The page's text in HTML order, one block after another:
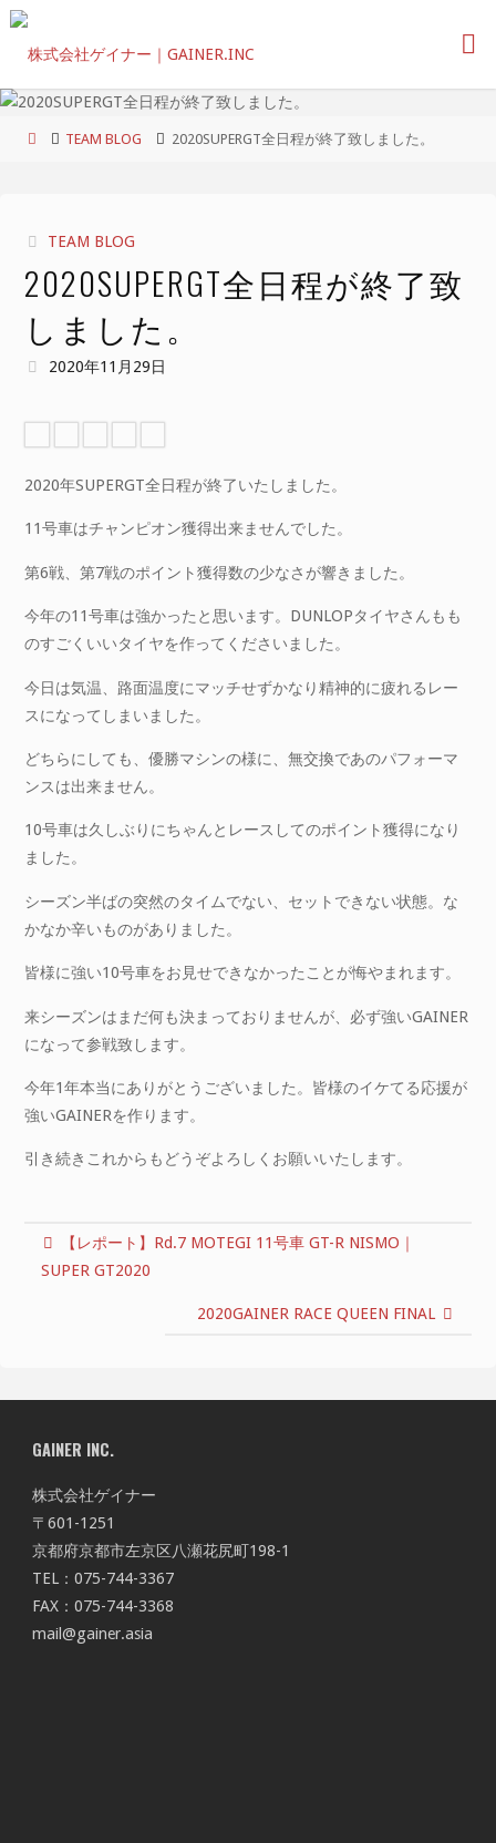
コ
ン
ホ
TEAM BLOG 2020SUPERGT全日程が終了致しました。
TEAM BLOG
2020SUPERGT全日程が終了致
しました。
2020年11月29日
2020年SUPERGT全日程が終了いたしました。
11号車はチャンピオン獲得出来ませんでした。
第6戦、第7戦のポイント獲得数の少なさが響きました。
今年の11号車は強かったと思います。DUNLOPタイヤさんもも
のすごくいいタイヤを作ってくださいました。
今日は気温、路面温度にマッチせずかなり精神的に疲れるレー
スになってしまいました。
どちらにしても、優勝マシンの様に、無交換であのパフォーマ
ンスは出来ません。
10号車は久しぶりにちゃんとレースしてのポイント獲得になり
ました。
シーズン半ばの突然のタイムでない、セットできない状態。な
かなか辛いものがありました。
皆様に強い10号車をお見せできなかったことが悔やまれます。
来シーズンはまだ何も決まっておりませんが、必ず強いGAINER
になって参戦致します。
今年1年本当にありがとうございました。皆様のイケてる応援が
強いGAINERを作ります。
引き続きこれからもどうぞよろしくお願いいたします。
【レポート】Rd.7 MOTEGI 11号車 GT-R NISMO｜
SUPER GT2020
2020GAINER RACE QUEEN FINAL
GAINER INC.
株式会社ゲイナー
〒601-1251
京都府京都市左京区八瀬花尻町198-1
TEL：075-744-3367
FAX：075-744-3368
mail@gainer.asia